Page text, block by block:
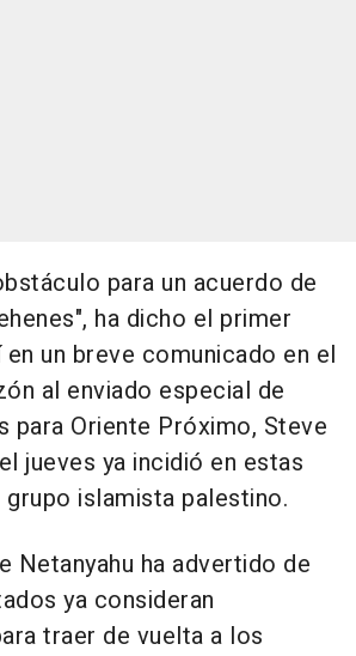
para un acuerdo de
ha dicho el primer
un breve comunicado en el
al enviado especial de
para Oriente Próximo, Steve
jueves ya incidió en estas
islamista palestino.
Netanyahu ha advertido de
ya consideran
traer de vuelta a los